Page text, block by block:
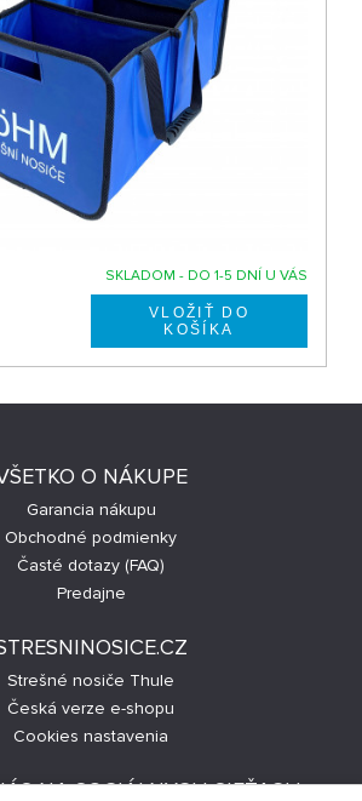
SKLADOM - DO 1-5 DNÍ U VÁS
O NÁKUPE
Garancia nákupu
Obchodné podmienky
Časté dotazy (FAQ)
Predajne
Strešné nosiče Thule
Česká verze e-shopu
Cookies nastavenia
NA SOCIÁLNYCH SIEŤACH